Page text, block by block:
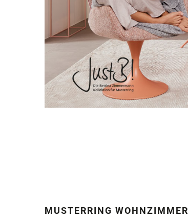
MUSTERRING WOHNZIMMER